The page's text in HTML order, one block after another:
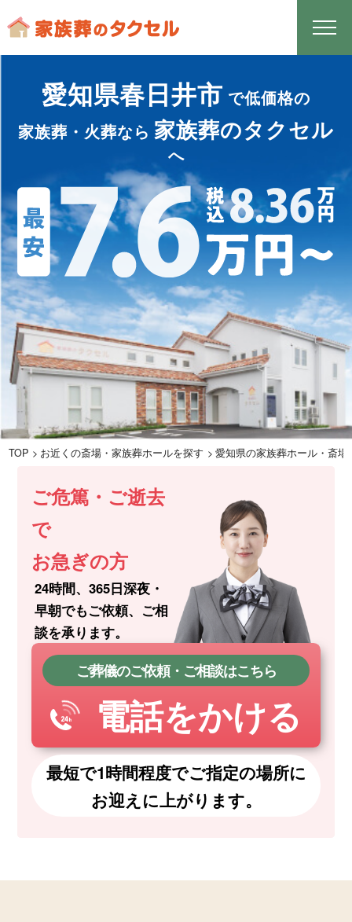
愛知県春日井市 で低価格の
家族葬・火葬なら 家族葬のタクセル
へ
TOP お近くの斎場・家族葬ホールを探す 愛知県の家族葬ホール・斎場
ご危篤・ご逝去
で
お急ぎの方
24時間、365日深夜・
早朝でもご依頼、 ご相
談を承ります。
ご葬儀のご依頼・ご相談はこちら
電話をかける
最短で1時間程度でご指定の場所に
お迎えに上がります。